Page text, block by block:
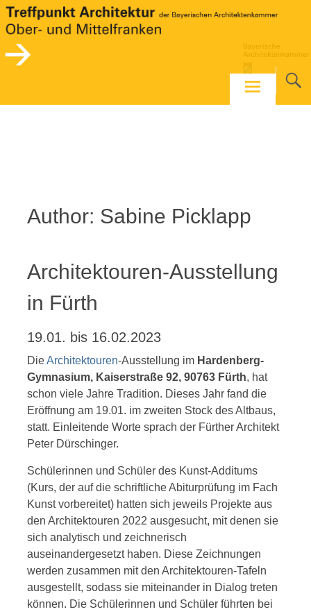
Skip
to
Author: Sabine Picklapp
Architektouren-Ausstellung
in Fürth
19.01. bis 16.02.2023
DieArchitektouren-Ausstellung im Hardenberg-
Gymnasium, Kaiserstraße 92, 90763 Fürth, hat
schon viele Jahre Tradition. Dieses Jahr fand die
Eröffnung am 19.01. im zweiten Stock des Altbaus,
statt. Einleitende Worte sprach der Fürther Architekt
Peter Dürschinger.
Schülerinnen und Schüler des Kunst-Additums
(Kurs, der auf die schriftliche Abiturprüfung im Fach
Kunst vorbereitet) hatten sich jeweils Projekte aus
den Architektouren 2022 ausgesucht, mit denen sie
sich analytisch und zeichnerisch
auseinandergesetzt haben. Diese Zeichnungen
werden zusammen mit den Architektouren-Tafeln
ausgestellt, sodass sie miteinander in Dialog treten
können. Die Schülerinnen und Schüler führten bei